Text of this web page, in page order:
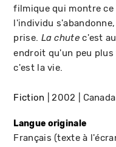
filmique qui montre
l'individu
prise. La chutec'est
endroit qu'un peu
c'est la vie.
Fiction 2002 Canada
Langue originale
Français (texte à